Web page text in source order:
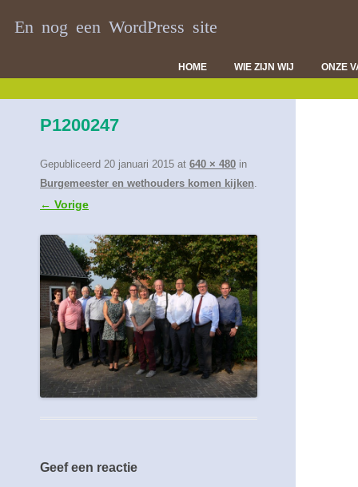
En nog een WordPress site
HOME WIE ZIJN WIJ ONZE
P1200247
Gepubliceerd 20 januari 2015 at 640 × 480 in
Burgemeester en wethouders komen kijken.
← Vorige
Geef een reactie